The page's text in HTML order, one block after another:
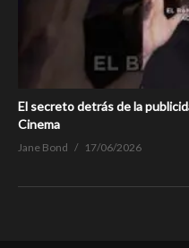
El secreto detrás de la
Cinema
Jane Bond 17/06/2026